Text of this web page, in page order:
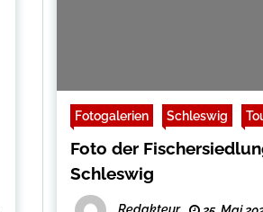
Fotogalerien Schleswig
Foto der
Schleswig